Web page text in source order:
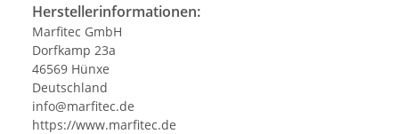
Herstellerinformationen:
Marfitec GmbH
Dorfkamp 23a
46569 Hünxe
Deutschland
info@marfitec.de
https://www.marfitec.de